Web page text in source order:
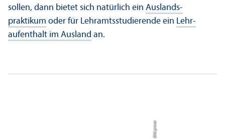
sollen, dann bietet sich natürlich ein Auslands­
praktikum oder für Lehr­amts­studierende ein Lehr­
aufenthalt im Ausland an.
Bild: privat